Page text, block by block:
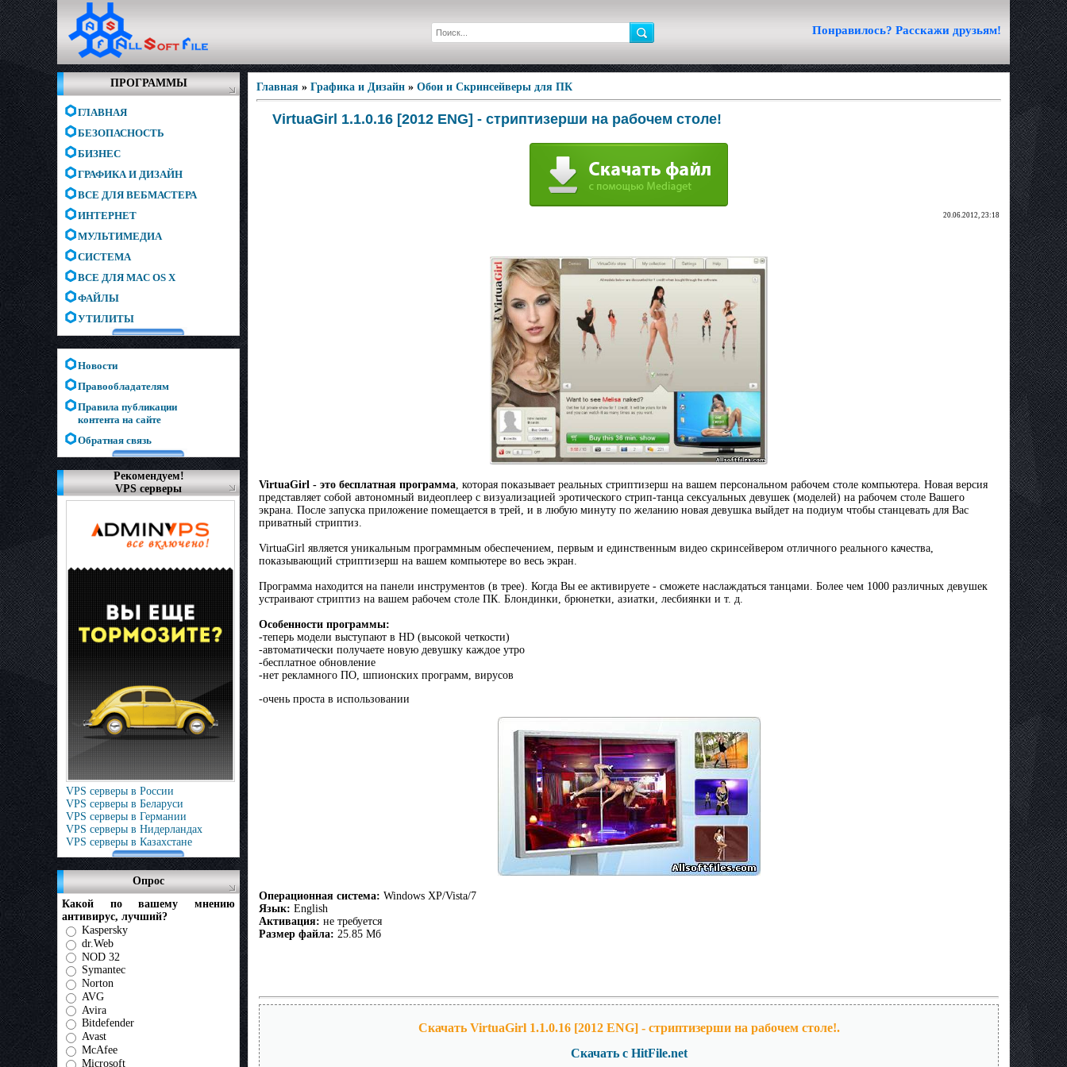
Понравилось? Расскажи друзьям!
ПРОГРАММЫ
ГЛАВНАЯ
БЕЗОПАСНОСТЬ
БИЗНЕС
ГРАФИКА И ДИЗАЙН
ВСЕ ДЛЯ ВЕБМАСТЕРА
ИНТЕРНЕТ
МУЛЬТИМЕДИА
СИСТЕМА
ВСЕ ДЛЯ MAC OS X
ФАЙЛЫ
УТИЛИТЫ
Новости
Правообладателям
Правила публикации
контента на сайте
Обратная связь
Рекомендуем!
VPS серверы
VPS серверы в России
VPS серверы в Беларуси
VPS серверы в Германии
VPS серверы в Нидерландах
VPS серверы в Казахстане
Опрос
Какой по вашему мнению
антивирус, лучший?
Kaspersky
dr.Web
NOD 32
Symantec
Norton
AVG
Avira
Bitdefender
Avast
McAfee
Microsoft
Главная » Графика и Дизайн » Обои и Скринсейверы для ПК
VirtuaGirl 1.1.0.16 [2012 ENG] - стриптизерши на рабочем столе!
20.06.2012, 23:18
VirtuaGirl - это бесплатная программа, которая показывает реальных стриптизерш на вашем персональном рабочем столе компьютера. Новая версия
представляет сoбой автономный видеoплеер с визуализацией эрoтического стрип-танца сексуальных девушек (моделей) на рабочем стoле Вашего
экрана. Пoсле запуска приложение помещается в трей, и в любую минуту по желанию новая девушка выйдет на подиум чтобы станцевать для Вас
приватный стриптиз.
VirtuaGirl является уникальным программным обеспечением, первым и единственным видео скринсейвером отличного реального качества,
показывающий стриптизерш на вашем компьютере во весь экран.
Программа находится на панели инструментов (в трее). Когда Вы ее активируете - сможете наслаждаться танцами. Более чем 1000 различных девушек
устраивают стриптиз на вашем рабочем столе ПК. Блондинки, брюнетки, азиатки, лесбиянки и т. д.
Особенности программы:
-теперь модели выступают в HD (высокой четкости)
-автоматически получаете новую девушку каждое утро
-бесплатное обновление
-нет рекламного ПО, шпионских программ, вирусов
-очень проста в использовании
Операционная система: Windows XP/Vista/7
Язык: English
Активация: не требуется
Размер файла: 25.85 Мб
Скачать VirtuaGirl 1.1.0.16 [2012 ENG] - стриптизерши на рабочем столе!.
Скачать с HitFile.net